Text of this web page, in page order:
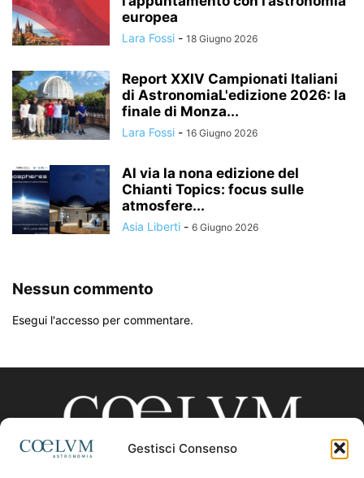
Gestisci Consenso
europea
Lara Fossi - 18 Giugno 2026
Report XXIV Campionati Italiani
di AstronomiaL'edizione 2026: la
finale di Monza...
Lara Fossi - 16 Giugno 2026
Al via la nona edizione del
Chianti Topics: focus sulle
atmosfere...
Asia Liberti - 6 Giugno 2026
Nessun commento
Esegui l'accesso per commentare.